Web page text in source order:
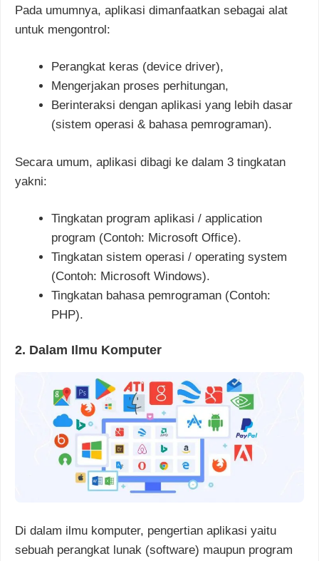
Pada umumnya, aplikasi dimanfaatkan sebagai alat
untuk mengontrol:
Perangkat keras (device driver),
Mengerjakan proses perhitungan,
Berinteraksi dengan aplikasi yang lebih dasar
(sistem operasi & bahasa pemrograman).
Secara umum, aplikasi dibagi ke dalam 3 tingkatan
yakni:
Tingkatan program aplikasi / application
program (Contoh: Microsoft Office).
Tingkatan sistem operasi / operating system
(Contoh: Microsoft Windows).
Tingkatan bahasa pemrograman (Contoh:
PHP).
2. Dalam Ilmu Komputer
Di dalam ilmu komputer, pengertian aplikasi yaitu
sebuah perangkat lunak (software) maupun program